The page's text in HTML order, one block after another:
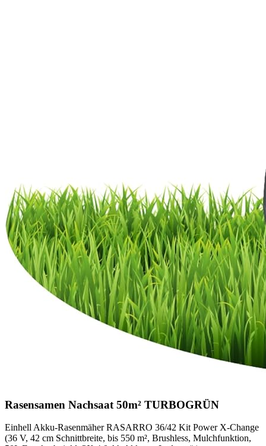
Rasensamen Nachsaat 50m² TURBOGRÜN
Einhell Akku-Rasenmäher RASARRO 36/42 Kit Power X-Change
(36 V, 42 cm Schnittbreite, bis 550 m², Brushless, Mulchfunktion,